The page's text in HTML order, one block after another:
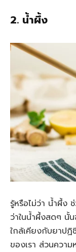
2. น้ำผึ้ง
รู้หรือไม่ว่า น้ำผึ้ง
ว่าในน้ำผึ้งสดๆ นั้
ใกล้เคียงกับยาปฏิ
ของเรา ส่วนความ